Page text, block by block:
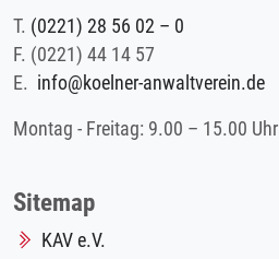
T. (0221) 28 56 02 – 0
F. (0221) 44 14 57
E. info@koelner-anwaltverein.de
Montag - Freitag: 9.00 – 15.00 Uhr
Sitemap
KAV e.V.